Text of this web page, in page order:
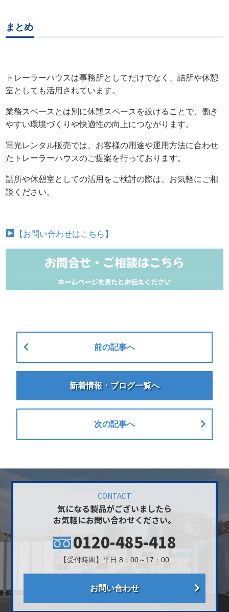
まとめ
トレーラーハウスは事務所としてだけでなく、詰所や休憩
室としても活用されています。
業務スペースとは別に休憩スペースを設けることで、働き
やすい環境づくりや快適性の向上につながります。
写光レンタル販売では、お客様の用途や運用方法に合わせ
たトレーラーハウスのご提案を行っております。
詰所や休憩室としての活用をご検討の際は、お気軽にご相
談ください。
【お問い合わせはこちら】
前の記事へ
新着情報・ブログ一覧へ
次の記事へ
CONTACT
気になる製品がございましたら
お気軽にお問い合わせください。
0120-485-418
【受付時間】平日 8：00～17：00
お問い合わせ